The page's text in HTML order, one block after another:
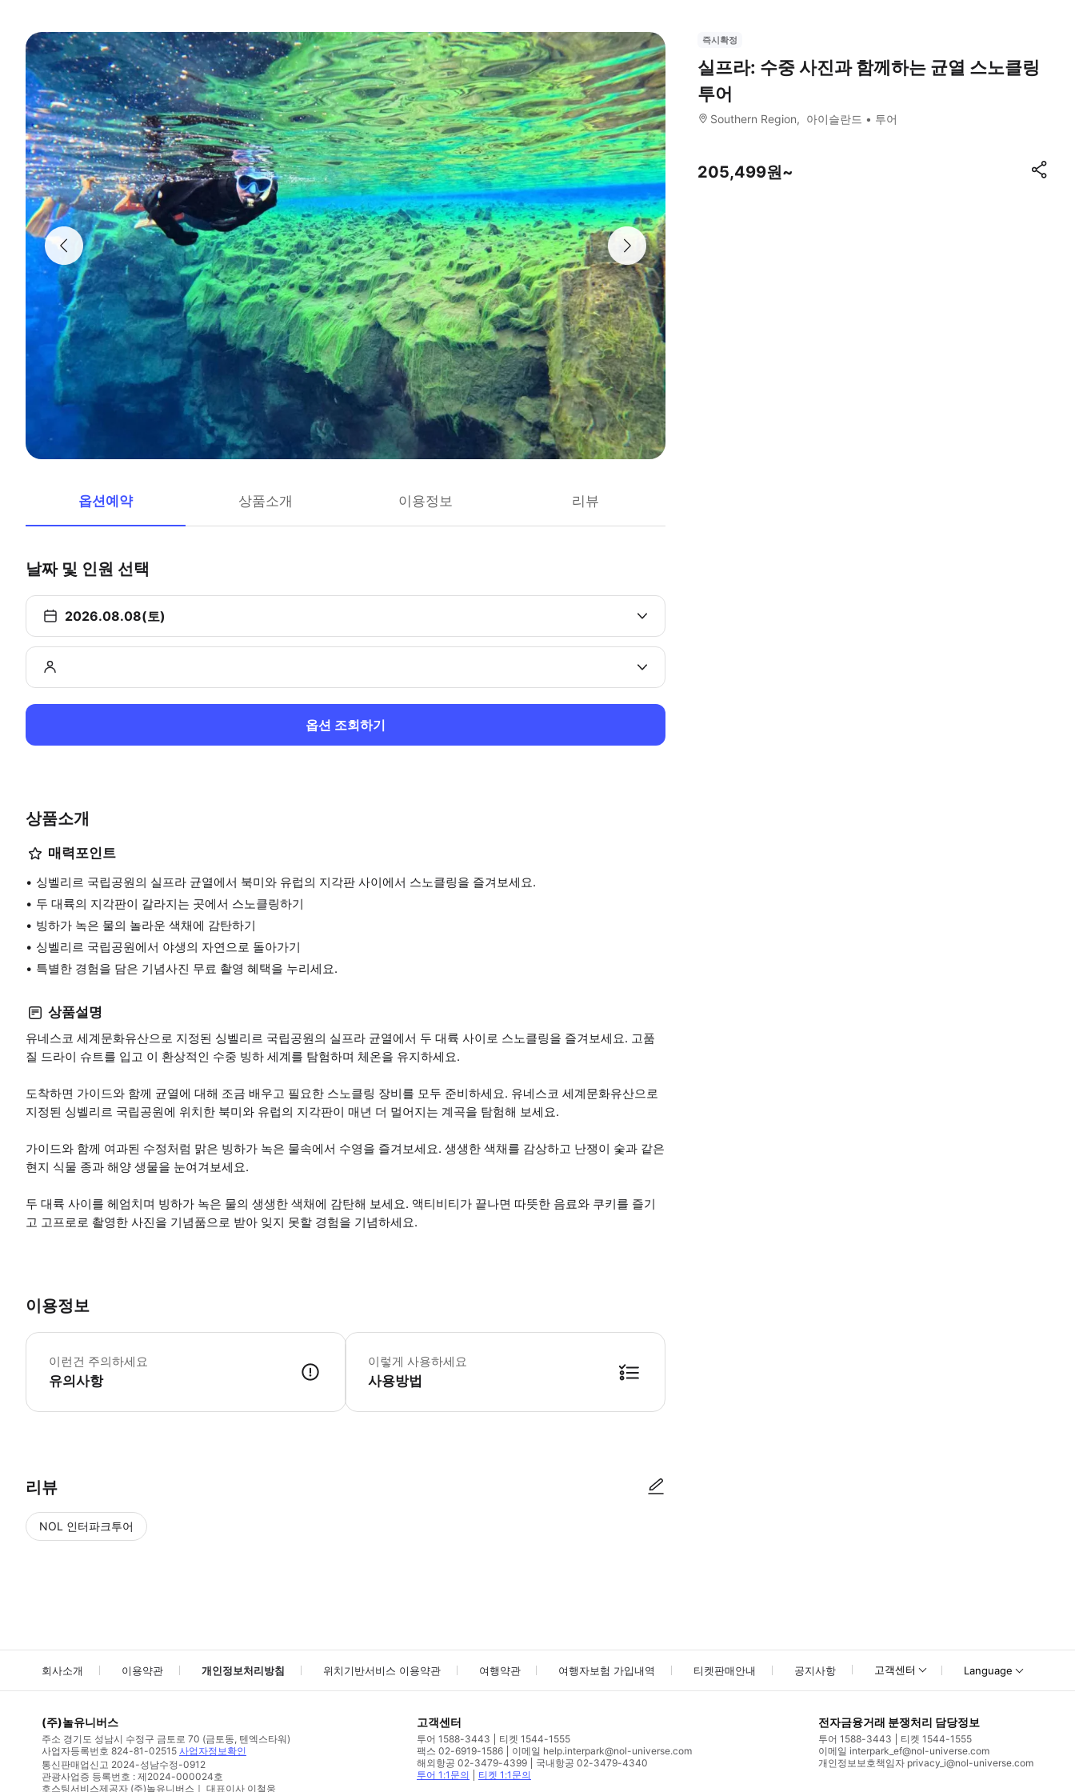
옵션예약 상품소개 이용정보 리뷰
날짜 및 인원 선택
2026.08.08(토)
옵션 조회하기
상품소개
매력포인트
싱벨리르 국립공원의 실프라 균열에서 북미와 유럽의 지각판 사이에서 스노클링을 즐겨보세요.
두 대륙의 지각판이 갈라지는 곳에서 스노클링하기
빙하가 녹은 물의 놀라운 색채에 감탄하기
싱벨리르 국립공원에서 야생의 자연으로 돌아가기
특별한 경험을 담은 기념사진 무료 촬영 혜택을 누리세요.
상품설명
유네스코 세계문화유산으로 지정된 싱벨리르 국립공원의 실프라 균열에서 두 대륙 사이로 스노클링을 즐겨보세요. 고품
질 드라이 슈트를 입고 이 환상적인 수중 빙하 세계를 탐험하며 체온을 유지하세요.
도착하면 가이드와 함께 균열에 대해 조금 배우고 필요한 스노클링 장비를 모두 준비하세요. 유네스코 세계문화유산으로
지정된 싱벨리르 국립공원에 위치한 북미와 유럽의 지각판이 매년 더 멀어지는 계곡을 탐험해 보세요.
가이드와 함께 여과된 수정처럼 맑은 빙하가 녹은 물속에서 수영을 즐겨보세요. 생생한 색채를 감상하고 난쟁이 숯과 같은
현지 식물 종과 해양 생물을 눈여겨보세요.
두 대륙 사이를 헤엄치며 빙하가 녹은 물의 생생한 색채에 감탄해 보세요. 액티비티가 끝나면 따뜻한 음료와 쿠키를 즐기
고 고프로로 촬영한 사진을 기념품으로 받아 잊지 못할 경험을 기념하세요.
이용정보
이런건 주의하세요
유의사항
• 임산부는 참가할 수 없습니다. • 참가하려면 신체적으로 건강해야 합니다. • 물에 익숙하고 수영을 할 수 있어야 합니다. • 영어로 의사소통이 가능해야
이렇게 사용하세요
사용방법
리뷰
NOL 인터파크투어
즉시확정
실프라: 수중 사진과 함께하는 균열 스노클링
투어
Southern Region 아이슬란드 투어
205,499원~
회사소개 이용약관 개인정보처리방침 위치기반서비스 이용약관 여행약관 여행자보험 가입내역 티켓판매안내 공지사항 고객센터 Language
(주)놀유니버스
주소 경기도 성남시 수정구 금토로 70 (금토동, 텐엑스타워)
사업자등록번호 824-81-02515 사업자정보확인
통신판매업신고 2024-성남수정-0912
관광사업증 등록번호 : 제2024-000024호
호스팅서비스제공자 (주)놀유니버스｜ 대표이사 이철웅
고객센터
투어 1588-3443
티켓 1544-1555
팩스 02-6919-1586
이메일 help.interpark@nol-universe.com
해외항공 02-3479-4399
국내항공 02-3479-4340
투어 1:1문의
티켓 1:1문의
전자금융거래 분쟁처리 담당정보
투어 1588-3443
티켓 1544-1555
이메일 interpark_ef@nol-universe.com
개인정보보호책임자 privacy_i@nol-universe.com